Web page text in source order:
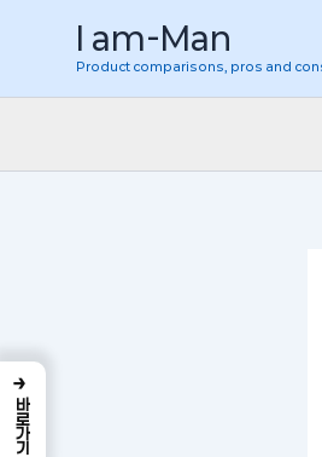
너
I am-Man
Product comparisons, pros and
→
바로가기